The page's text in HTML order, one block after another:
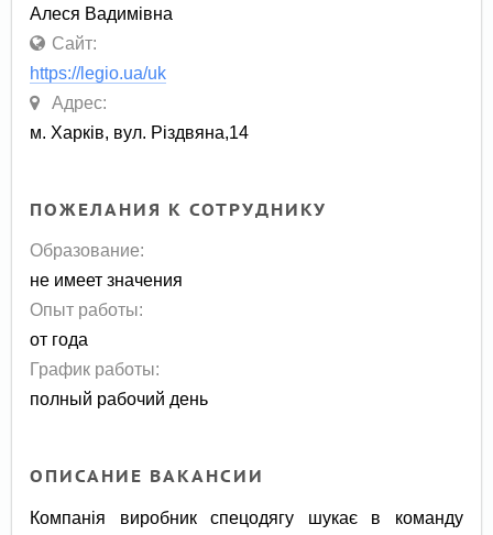
Алеся Вадимівна
Сайт:
https://legio.ua/uk
Адрес:
м. Харків, вул. Різдвяна,14
ПОЖЕЛАНИЯ К СОТРУДНИКУ
Образование:
не имеет значения
Опыт работы:
от года
График работы:
полный рабочий день
ОПИСАНИЕ ВАКАНСИИ
Компанія виробник спецодягу шукає в команду